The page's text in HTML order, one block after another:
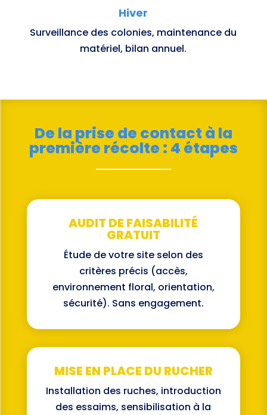
Hiver
Surveillance des colonies, maintenance du
matériel, bilan annuel.
De la prise de contact à la
première récolte : 4 étapes
AUDIT DE FAISABILITÉ
GRATUIT
Étude de votre site selon des
critères précis (accès,
environnement floral, orientation,
sécurité). Sans engagement.
MISE EN PLACE DU RUCHER
Installation des ruches, introduction
des essaims, sensibilisation à la